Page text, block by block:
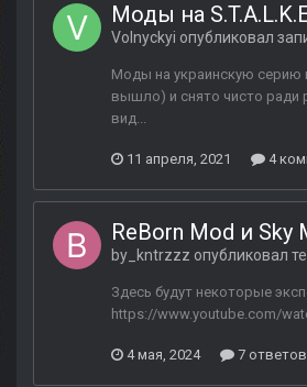
Моды на
Volnyckyi опубликовал
Моды на украинскую серию
вышло) и снято чисто ради
вид...
11 апреля, 2021 4
ReBorn Mod и Sky
by_kntrzzz опубликовал
Здесь будут некоторые
https://www.youtube.com/
4 мая, 2024 7 ответов